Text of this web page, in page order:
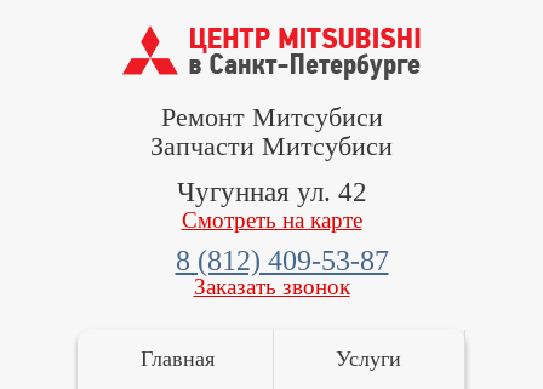
Ремонт Митсубиси
Запчасти Митсубиси
Чугунная ул. 42
Смотреть на карте
8 (812) 409-53-87
Заказать звонок
Главная Услуги